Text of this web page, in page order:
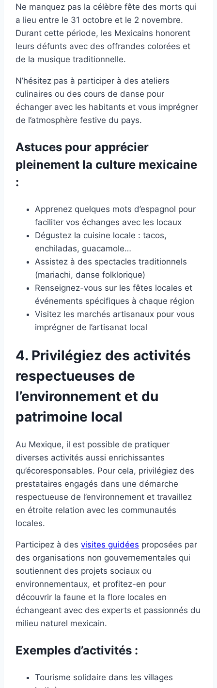
Ne manquez pas la célèbre fête des morts qui
a lieu entre le 31 octobre et le 2 novembre.
Durant cette période, les Mexicains honorent
leurs défunts avec des offrandes colorées et
de la musique traditionnelle.
N’hésitez pas à participer à des ateliers
culinaires ou des cours de danse pour
échanger avec les habitants et vous imprégner
de l’atmosphère festive du pays.
Astuces pour apprécier
pleinement la culture mexicaine
:
Apprenez quelques mots d’espagnol pour
faciliter vos échanges avec les locaux
Dégustez la cuisine locale : tacos,
enchiladas, guacamole…
Assistez à des spectacles traditionnels
(mariachi, danse folklorique)
Renseignez-vous sur les fêtes locales et
événements spécifiques à chaque région
Visitez les marchés artisanaux pour vous
imprégner de l’artisanat local
4. Privilégiez des activités
respectueuses de
l’environnement et du
patrimoine local
Au Mexique, il est possible de pratiquer
diverses activités aussi enrichissantes
qu’écoresponsables. Pour cela, privilégiez des
prestataires engagés dans une démarche
respectueuse de l’environnement et travaillez
en étroite relation avec les communautés
locales.
Participez à des visites guidées proposées par
des organisations non gouvernementales qui
soutiennent des projets sociaux ou
environnementaux, et profitez-en pour
découvrir la faune et la flore locales en
échangeant avec des experts et passionnés du
milieu naturel mexicain.
Exemples d’activités :
Tourisme solidaire dans les villages